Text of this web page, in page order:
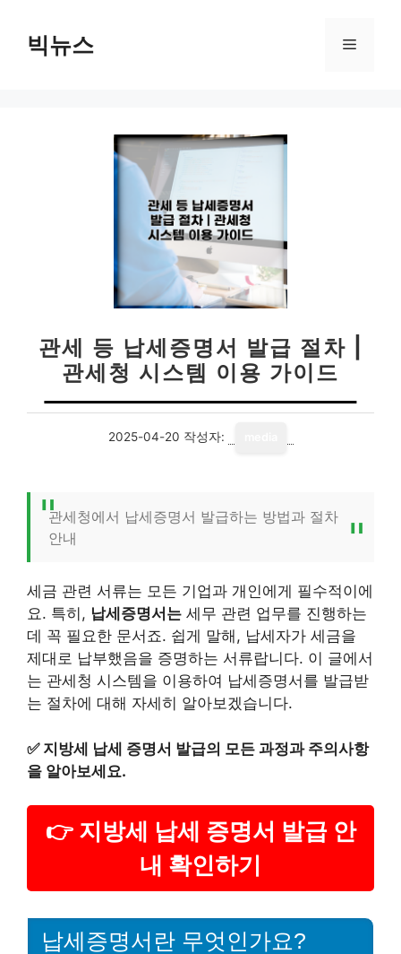
빅뉴스 메
관세 등 납세증명서 발급 절차 |
관세청 시스템 이용 가이드
2025-04-20 작성자:
관세청에서 납세증명서 발급하는 방법과 절차
안내
세금 관련 서류는 모든 기업과 개인에게 필수적이에
요. 특히, 납세증명서는 세무 관련 업무를 진행하는
데 꼭 필요한 문서죠. 쉽게 말해, 납세자가 세금을
제대로 납부했음을 증명하는 서류랍니다. 이 글에서
는 관세청 시스템을 이용하여 납세증명서를 발급받
는 절차에 대해 자세히 알아보겠습니다.
✅ 지방세 납세 증명서 발급의 모든 과정과 주의사항
을 알아보세요.
👉 지방세 납세 증명서 발급 안
내 확인하기
납세증명서란 무엇인가요?